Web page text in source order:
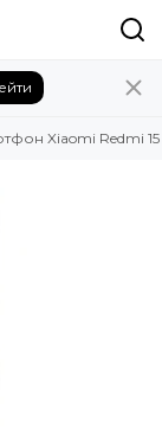
Xiaomi Redmi